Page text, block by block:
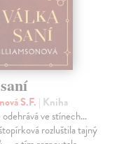
S.F. | Kniha
odehrává ve stínech…
rozluštila tajný